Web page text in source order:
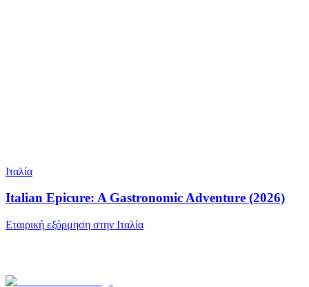
Ιταλία
Italian Epicure: A Gastronomic Adventure (2026)
Εταιρική εξόρμηση στην Ιταλία